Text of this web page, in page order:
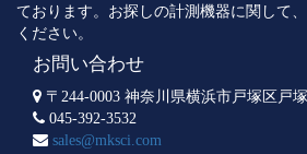
ております。お探しの計測機器に関して
ください。
お問い合わせ
〒244-0003 神奈川県横浜市戸塚区戸
045-392-3532
sales@mksci.com